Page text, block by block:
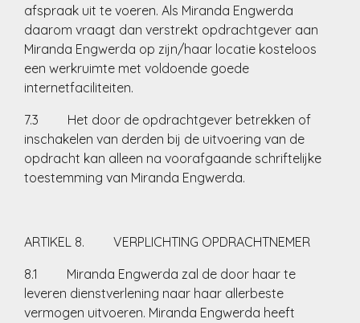
afspraak uit te voeren. Als Miranda Engwerda
daarom vraagt dan verstrekt opdrachtgever aan
Miranda Engwerda op zijn/haar locatie kosteloos
een werkruimte met voldoende goede
internetfaciliteiten.
7.3 Het door de opdrachtgever betrekken of
inschakelen van derden bij de uitvoering van de
opdracht kan alleen na voorafgaande schriftelijke
toestemming van Miranda Engwerda.
ARTIKEL 8. VERPLICHTING OPDRACHTNEMER
8.1 Miranda Engwerda zal de door haar te
leveren dienstverlening naar haar allerbeste
vermogen uitvoeren. Miranda Engwerda heeft